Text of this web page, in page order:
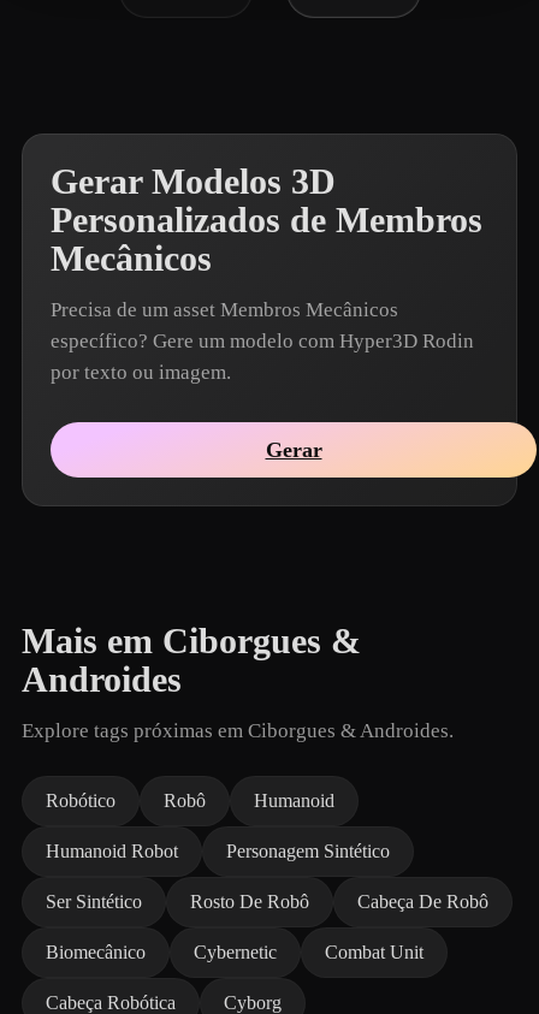
Gerar Modelos 3D
Personalizados de Membros
Mecânicos
Precisa de um asset Membros Mecânicos
específico? Gere um modelo com Hyper3D Rodin
por texto ou imagem.
Gerar
Mais em Ciborgues &
Androides
Explore tags próximas em Ciborgues & Androides.
Robótico Robô Humanoid
Humanoid Robot Personagem Sintético
Ser Sintético Rosto De Robô Cabeça De Robô
Biomecânico Cybernetic Combat Unit
Cabeça Robótica Cyborg